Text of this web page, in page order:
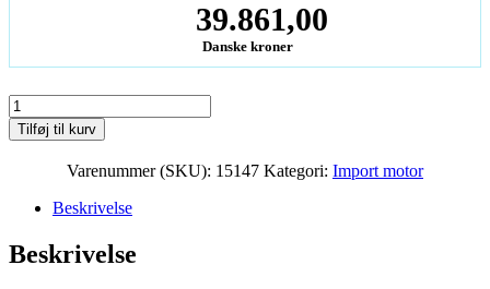
39.861,00
Danske kroner
Opel
Astra
1.2
HK
Tilføj til kurv
Varenummer (SKU): 15147 Kategori: Import motor
Beskrivelse
Beskrivelse